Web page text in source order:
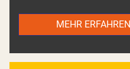
MEHR ERFAHREN